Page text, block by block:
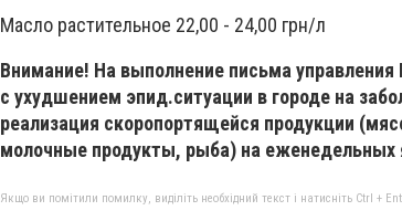
Масло растительное 22,00 - 24,00 грн/л
Внимание! На выполнение письма
с ухудшением эпид.ситуации в городе на
реализация скоропортящейся продукции
молочные продукты, рыба) на еженедельных
Якщо ви помітили помилку, виділіть необхідний текст і натисніть Ctrl +